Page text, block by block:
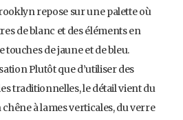
repose sur une palette où
de blanc et des éléments en
touches de jaune et de bleu.
Plutôt que d’utiliser des
traditionnelles, le détail vient du
à lames verticales, du verre